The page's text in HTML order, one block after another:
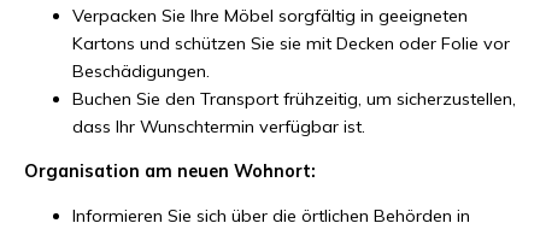
Verpacken Sie Ihre Möbel sorgfältig in geeigneten
Kartons und schützen Sie sie mit Decken oder Folie vor
Beschädigungen.
Buchen Sie den Transport frühzeitig, um sicherzustellen,
dass Ihr Wunschtermin verfügbar ist.
Organisation am neuen Wohnort:
Informieren Sie sich über die örtlichen Behörden in